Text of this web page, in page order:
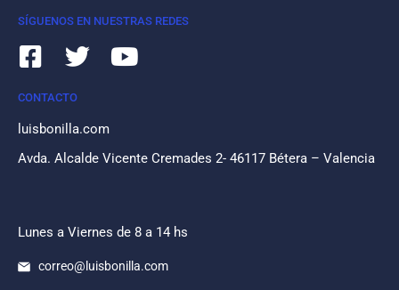
SÍGUENOS EN NUESTRAS REDES
CONTACTO
luisbonilla.com
Avda. Alcalde Vicente Cremades 2- 46117 Bétera – Valencia
Lunes a Viernes de 8 a 14 hs
correo@luisbonilla.com